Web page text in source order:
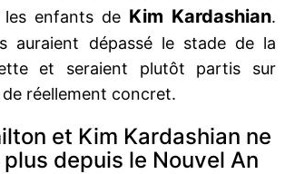
enfants de Kim Kardashian.
auraient dépassé le stade de la
et seraient plutôt partis sur
réellement concret.
et Kim Kardashian ne
depuis le Nouvel An